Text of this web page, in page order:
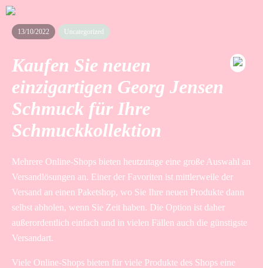
13/10/2022 Uncategorized
Kaufen Sie neuen
einzigartigen Georg Jensen
Schmuck für Ihre
Schmuckkollektion
Mehrere Online-Shops bieten heutzutage eine große Auswahl an
Versandlösungen an. Einer der Favoriten ist mittlerweile der
Versand an einen Paketshop, wo Sie Ihre neuen Produkte dann
selbst abholen, wenn Sie Zeit haben. Die Option ist daher
außerordentlich einfach und in vielen Fällen auch die günstigste
Versandart.
Viele Online-Shops bieten für viele Produkte des Shops eine